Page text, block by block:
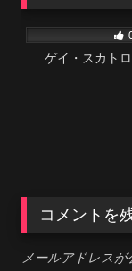
ゲイ・スカト
コメントを
メールアドレスが